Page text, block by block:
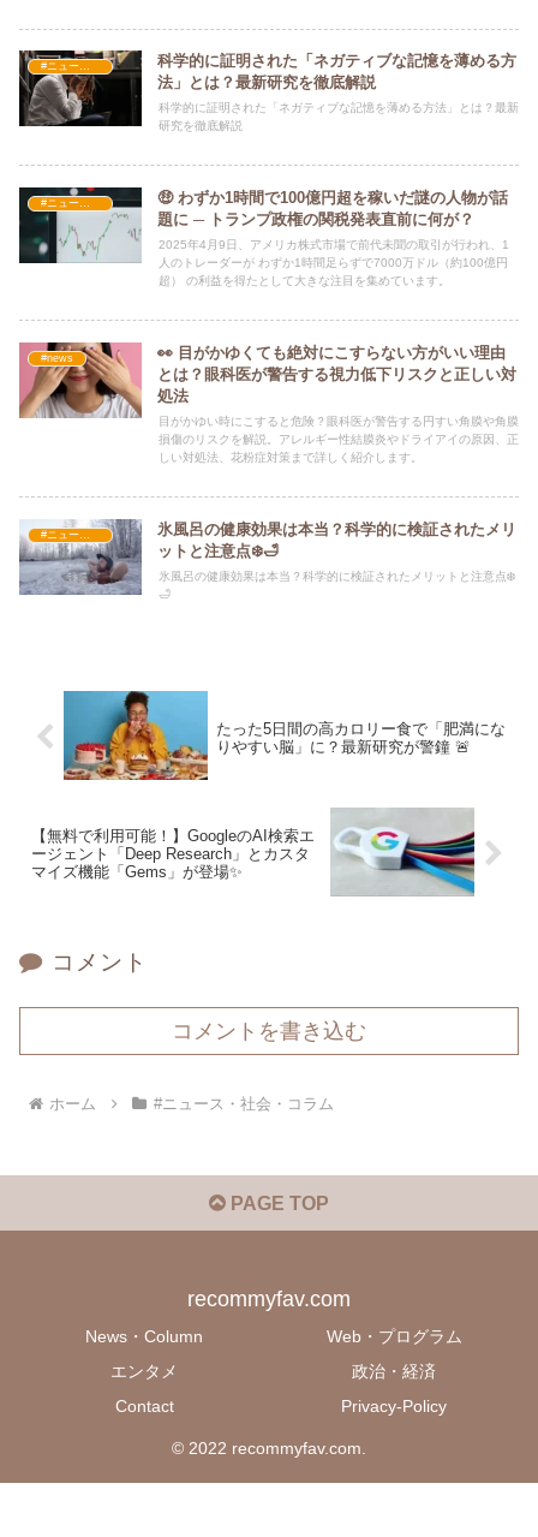
#ニュース・社会・コラム
科学的に証明された「ネガティブな記憶を薄める方
法」とは？最新研究を徹底解説
科学的に証明された「ネガティブな記憶を薄める方法」とは？最新
研究を徹底解説
#ニュース・社会・コラム
🤑 わずか1時間で100億円超を稼いだ謎の人物が話
題に ─ トランプ政権の関税発表直前に何が？
2025年4月9日、アメリカ株式市場で前代未聞の取引が行われ、1
人のトレーダーが わずか1時間足らずで7000万ドル（約100億円
超） の利益を得たとして大きな注目を集めています。
#news
👀 目がかゆくても絶対にこすらない方がいい理由
とは？眼科医が警告する視力低下リスクと正しい対
処法
目がかゆい時にこすると危険？眼科医が警告する円すい角膜や角膜
損傷のリスクを解説。アレルギー性結膜炎やドライアイの原因、正
しい対処法、花粉症対策まで詳しく紹介します。
氷風呂の健康効果は本当？科学的に検証されたメリ
ットと注意点❄️🛁
氷風呂の健康効果は本当？科学的に検証されたメリットと注意点❄️
🛁
たった5日間の高カロリー食で「肥満にな
りやすい脳」に？最新研究が警鐘 🚨
【無料で利用可能！】GoogleのAI検索エ
ージェント「Deep Research」とカスタ
マイズ機能「Gems」が登場✨
コメント
コメントを書き込む
ホーム #ニュース・社会・コラム
PAGE TOP
recommyfav.com
News・Column
Web・プログラム
エンタメ
政治・経済
Contact
Privacy-Policy
© 2022 recommyfav.com.